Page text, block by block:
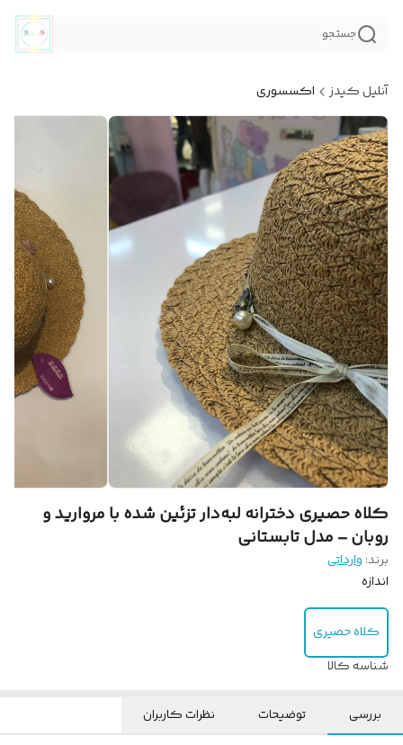
جستجو
آنلیل کیدز اکسسوری
کلاه حصیری دخترانه لبه‌دار تزئین شده با مروارید و
روبان – مدل تابستانی
برند: وارداتی
اندازه
کلاه حصیری
شناسه کالا
بررسی توضیحات نظرات کاربران